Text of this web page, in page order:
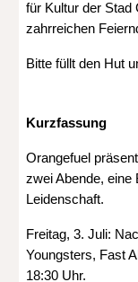
für Kultur der Stad
zahrreichen
Bitte füllt den Hut
Kurzfassung
Orangefuel
zwei Abende, eine
Leidenschaft.
Freitag, 3. Juli:
Youngsters, Fast
18:30 Uhr.